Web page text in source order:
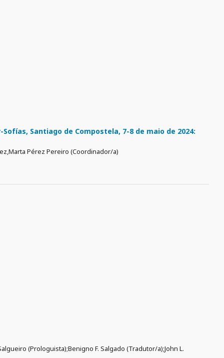
Santiago de Compostela, 7-8 de maio de 2024:
Pérez Pereiro (Coordinador/a)
(Prologuista);Benigno F. Salgado (Tradutor/a);John L.